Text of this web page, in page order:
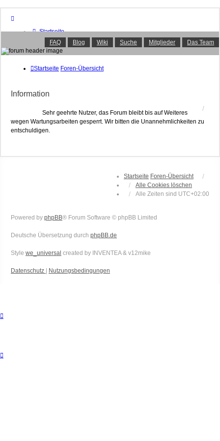
Startseite
Foren-Übersicht
FAQ
Suche
Aktive Themen
Das Team
FAQ Blog Wiki Suche Mitglieder Das Team
Startseite Foren-Übersicht
Information
Sehr geehrte Nutzer, das Forum bleibt bis auf Weiteres
wegen Wartungsarbeiten gesperrt. Wir bitten die Unannehmlichkeiten zu
entschuldigen.
Startseite Foren-Übersicht
Alle Cookies löschen
Alle Zeiten sind UTC+02:00
Powered by phpBB® Forum Software © phpBB Limited
Deutsche Übersetzung durch phpBB.de
Style we_universal created by INVENTEA & v12mike
Datenschutz Nutzungsbedingungen